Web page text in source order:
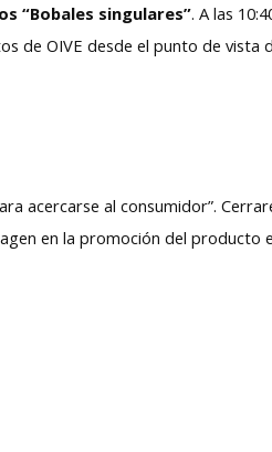
“Bobales singulares”. A las
de OIVE desde el punto de vista
acercarse al consumidor”.
en la promoción del producto